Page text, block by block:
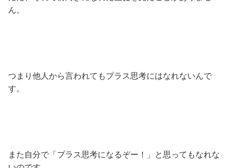
ん。
つまり他人から言われてもプラス思考にはなれないんで
す。
また自分で「プラス思考になるぞー！」と思ってもなれな